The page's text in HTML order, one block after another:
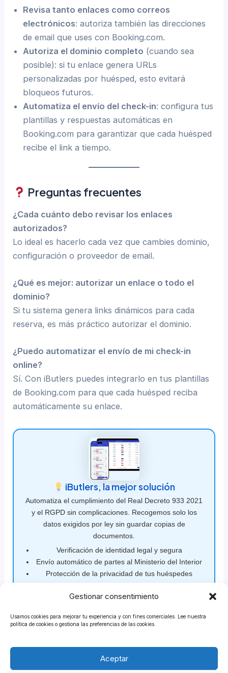
Gestionar consentimiento
Usamos cookies para mejorar tu experiencia y con fines comerciales. Lee nuestra
política de cookies o gestiona las preferencias de las cookies.
Aceptar
Revisa tanto enlaces como correos
electrónicos: autoriza también las direcciones
de email que uses con Booking.com.
Autoriza el dominio completo (cuando sea
posible): si tu enlace genera URLs
personalizadas por huésped, esto evitará
bloqueos futuros.
Automatiza el envío del check-in: configura tus
plantillas y respuestas automáticas en
Booking.com para garantizar que cada huésped
recibe el link a tiempo.
Preguntas frecuentes
¿Cada cuánto debo revisar los enlaces
autorizados?
Lo ideal es hacerlo cada vez que cambies dominio,
configuración o proveedor de email.
¿Qué es mejor: autorizar un enlace o todo el
dominio?
Si tu sistema genera links dinámicos para cada
reserva, es más práctico autorizar el dominio.
¿Puedo automatizar el envío de mi check-in
online?
Sí. Con iButlers puedes integrarlo en tus plantillas
de Booking.com para que cada huésped reciba
automáticamente su enlace.
iButlers, la mejor solución
Automatiza el cumplimiento del Real Decreto 933 2021
y el RGPD sin complicaciones. Recogemos solo los
datos exigidos por ley sin guardar copias de
documentos.
Verificación de identidad legal y segura
Envío automático de partes al Ministerio del Interior
Protección de la privacidad de tus huéspedes
contacto@ibutlers.com